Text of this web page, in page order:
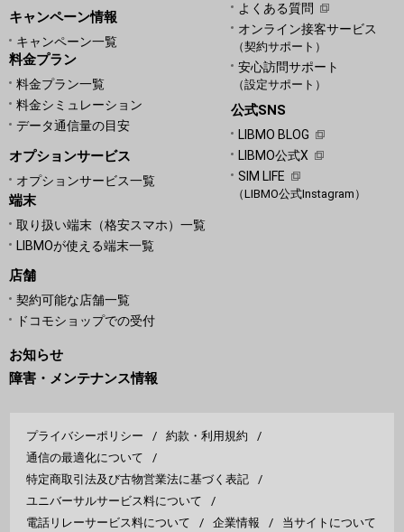
キャンペーン情報
キャンペーン一覧
料金プラン
料金プラン一覧
料金シミュレーション
データ通信量の目安
オプションサービス
オプションサービス一覧
端末
取り扱い端末（格安スマホ）一覧
LIBMOが使える端末一覧
店舗
契約可能な店舗一覧
ドコモショップでの受付
よくある質問
オンライン接客サービス
（契約サポート）
安心訪問サポート
（設定サポート）
公式SNS
LIBMO BLOG
LIBMO公式X
SIM LIFE
（LIBMO公式Instagram）
お知らせ
障害・メンテナンス情報
プライバシーポリシー
約款・利用規約
通信の最適化について
特定商取引法及び古物営業法に基づく表記
ユニバーサルサービス料について
電話リレーサービス料について
企業情報 当サイトについて